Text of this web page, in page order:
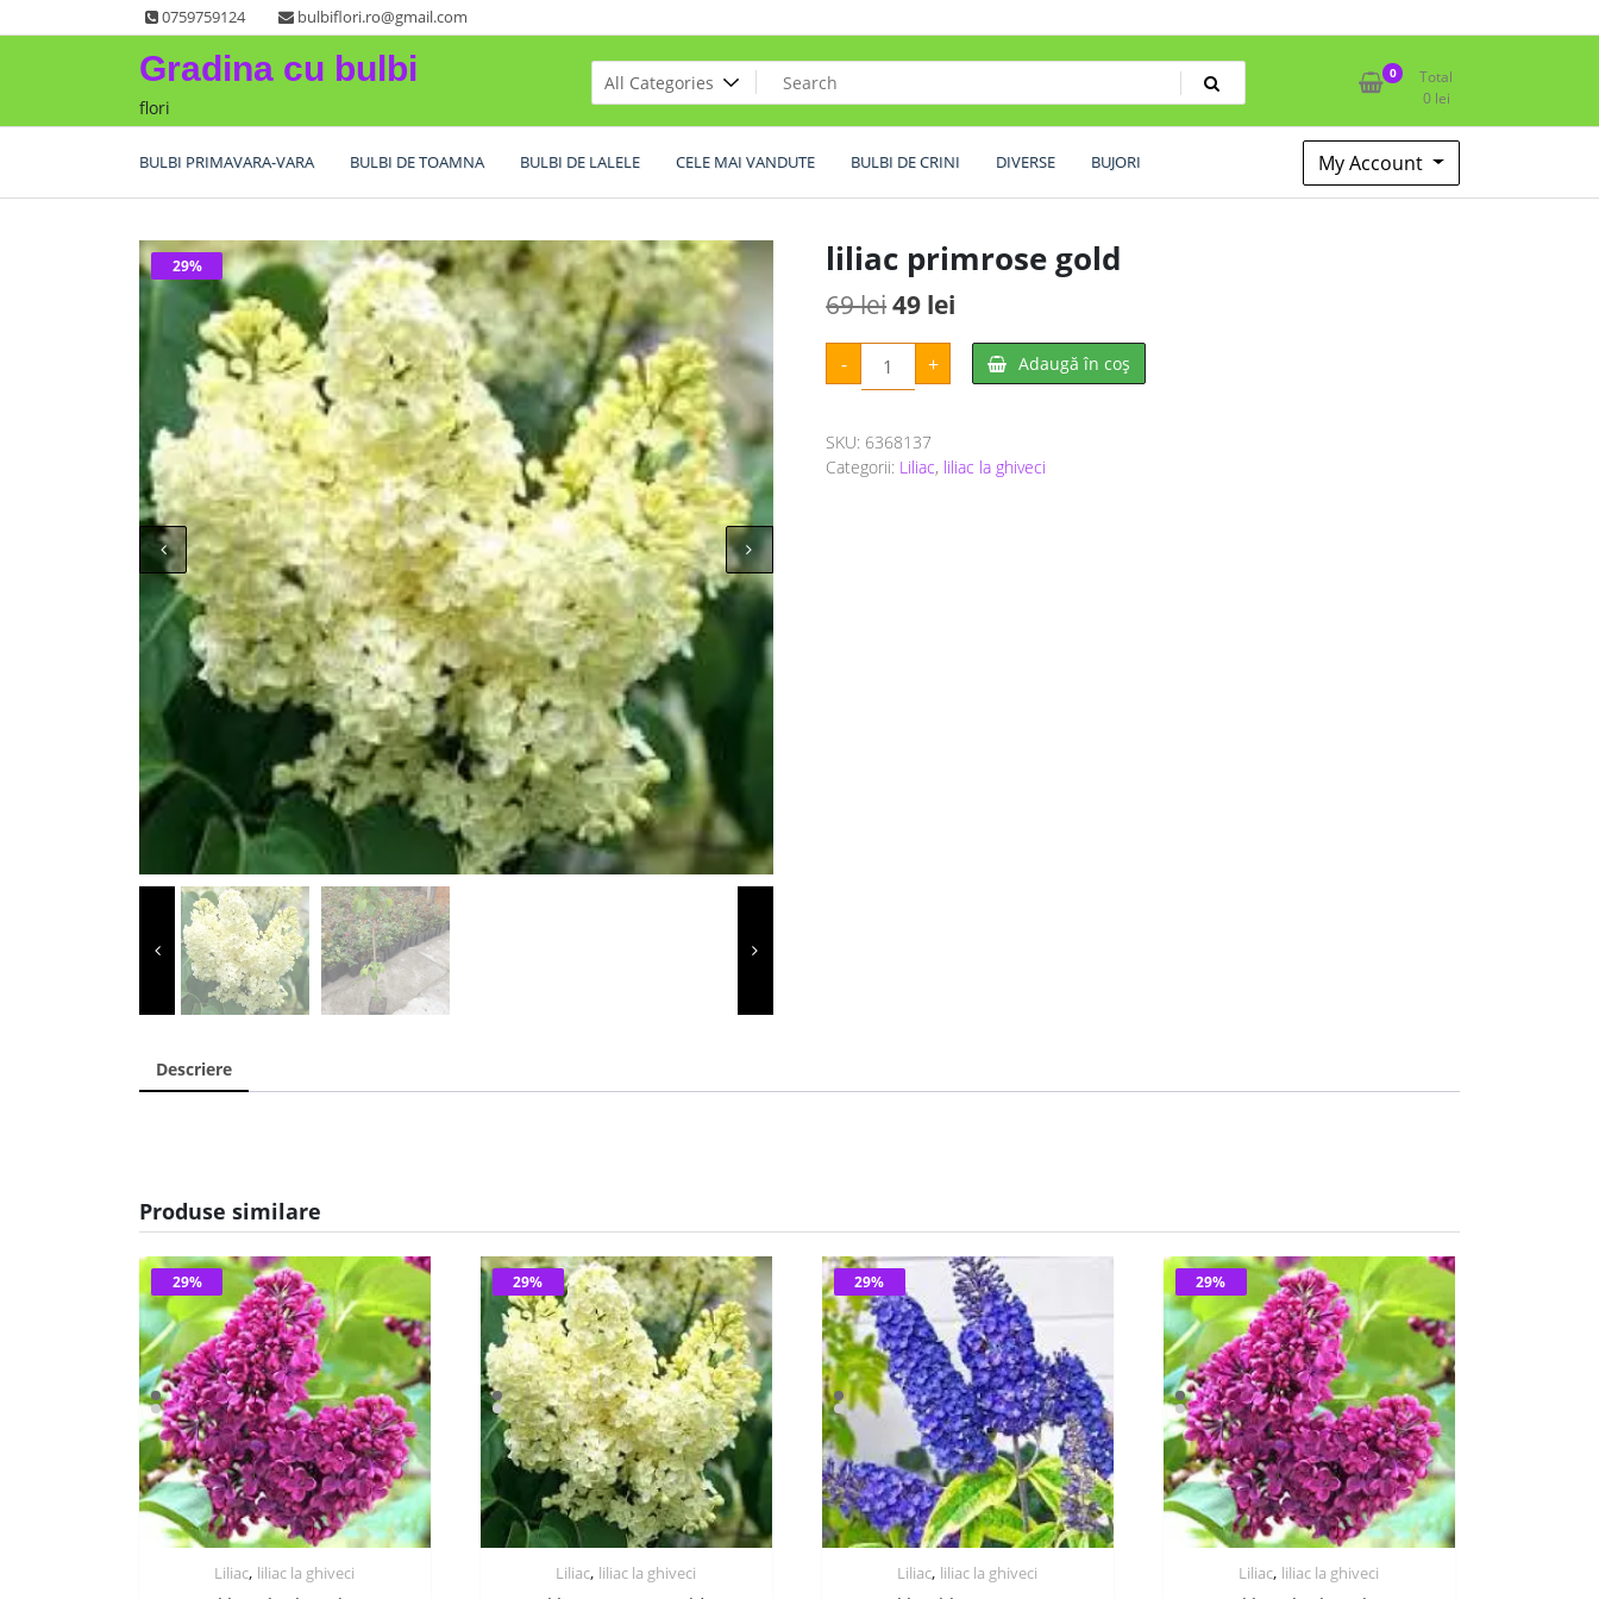
to
0759759124 bulbiflori.ro@gmail.com
Gradina cu bulbi
flori
0
Total
0 lei
BULBI PRIMAVARA-VARA BULBI DE TOAMNA BULBI DE LALELE CELE MAI VANDUTE BULBI DE CRINI DIVERSE BUJORI My Account
29% liliac primrose gold
69leiPrețul
inițial
69 lei.
49 lei
curent
este:
-
Cantitate
liliac
primrose
+ Adaugă în coș
SKU: 6368137
Categorii: Liliac, liliac la ghiveci
Descriere
Produse similare
29%
Liliac, liliac la ghiveci
29%
Liliac, liliac la ghiveci
29%
Liliac, liliac la ghiveci
29%
Liliac, liliac la ghiveci